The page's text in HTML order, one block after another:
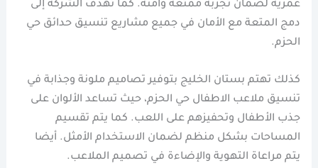
عمرية لضمان تجربة ممتعة وآمنة. كما تهدف الشركة إلى
دمج المتعة مع الأمان في جميع مشاريع تنسيق حدائق حي
الحزم.
كذلك تهتم بستان الخليج بتوفير تصاميم ملونة وجذابة في
تنسيق ملاعب الاطفال حي الحزم، حيث تساعد الألوان على
جذب الأطفال وتحفيزهم على اللعب. كما يتم تقسيم
المساحات بشكل منظم لضمان الاستخدام الأمثل. أيضا
يتم مراعاة التهوية والإضاءة في تصميم الملاعب.